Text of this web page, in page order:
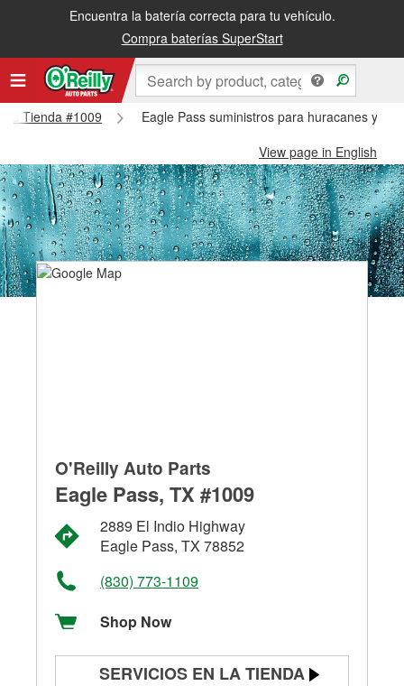
Encuentra la batería correcta para tu vehículo.
Compra baterías SuperStart
Tienda #1009
Eagle Pass suministros para huracanes y
View page in English
O'Reilly Auto Parts
Eagle Pass, TX #1009
2889 El Indio Highway
Eagle Pass, TX 78852
(830) 773-1109
Shop Now
SERVICIOS EN LA TIENDA